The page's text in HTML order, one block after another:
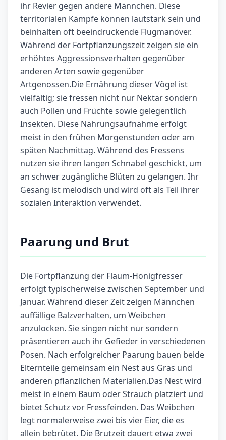
ihr Revier gegen andere Männchen. Diese
territorialen Kämpfe können lautstark sein und
beinhalten oft beeindruckende Flugmanöver.
Während der Fortpflanzungszeit zeigen sie ein
erhöhtes Aggressionsverhalten gegenüber
anderen Arten sowie gegenüber
Artgenossen.Die Ernährung dieser Vögel ist
vielfältig; sie fressen nicht nur Nektar sondern
auch Pollen und Früchte sowie gelegentlich
Insekten. Diese Nahrungsaufnahme erfolgt
meist in den frühen Morgenstunden oder am
späten Nachmittag. Während des Fressens
nutzen sie ihren langen Schnabel geschickt, um
an schwer zugängliche Blüten zu gelangen. Ihr
Gesang ist melodisch und wird oft als Teil ihrer
sozialen Interaktion verwendet.
Paarung und Brut
Die Fortpflanzung der Flaum-Honigfresser
erfolgt typischerweise zwischen September und
Januar. Während dieser Zeit zeigen Männchen
auffällige Balzverhalten, um Weibchen
anzulocken. Sie singen nicht nur sondern
präsentieren auch ihr Gefieder in verschiedenen
Posen. Nach erfolgreicher Paarung bauen beide
Elternteile gemeinsam ein Nest aus Gras und
anderen pflanzlichen Materialien.Das Nest wird
meist in einem Baum oder Strauch platziert und
bietet Schutz vor Fressfeinden. Das Weibchen
legt normalerweise zwei bis vier Eier, die es
allein bebrütet. Die Brutzeit dauert etwa zwei